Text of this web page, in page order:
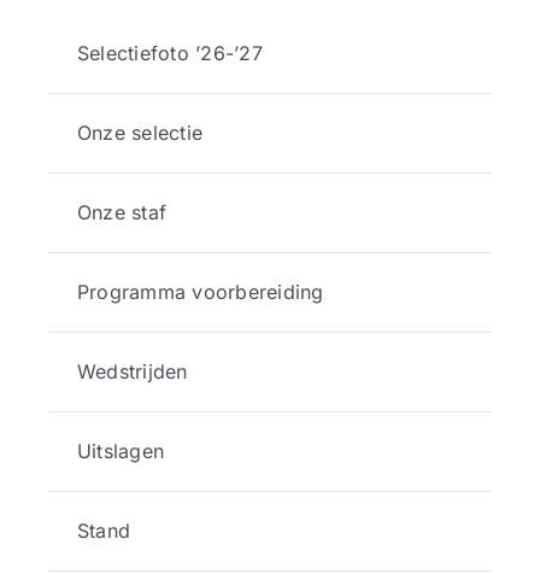
Selectiefoto ’26-’27
Onze selectie
Onze staf
Programma voorbereiding
Wedstrijden
Uitslagen
Stand